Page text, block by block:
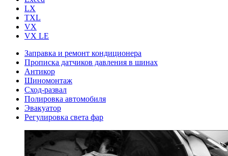
LX
TXL
VX
VX LE
Заправка и ремонт кондиционера
Прописка датчиков давления в шинах
Антикор
Шиномонтаж
Сход-развал
Полировка автомобиля
Эвакуатор
Регулировка света фар